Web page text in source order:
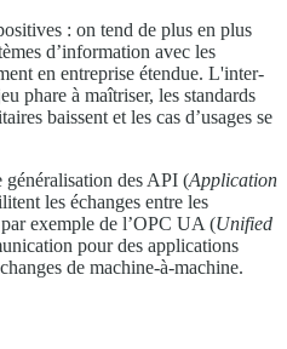
: on tend de plus en plus
d’information avec les
en entreprise étendue. L'inter-
phare à maîtriser, les standards
baissent et les cas d’usages se
généralisation des API (Application
les échanges entre les
exemple de l’OPC UA (Unified
pour des applications
de machine-à-machine.